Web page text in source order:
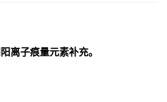
阳离子痕量元素补充。